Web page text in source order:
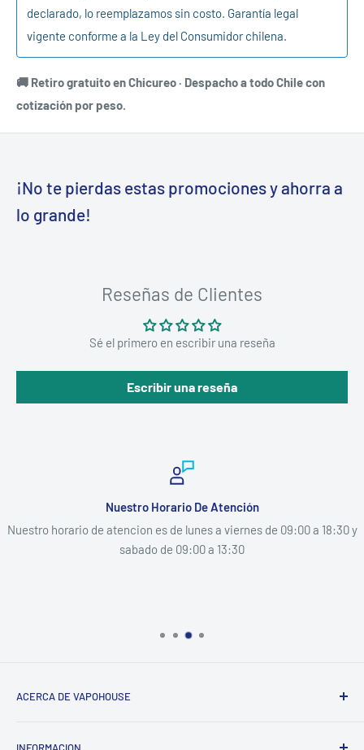
declarado, lo reemplazamos sin costo. Garantía legal
vigente conforme a la Ley del Consumidor chilena.
🚚 Retiro gratuito en Chicureo · Despacho a todo Chile con
cotización por peso.
¡No te pierdas estas promociones y ahorra a
lo grande!
Reseñas de Clientes
Sé el primero en escribir una reseña
Escribir una reseña
a viernes de 09:00 a 18:30 y
Plataforma de
ACERCA DE VAPOHOUSE